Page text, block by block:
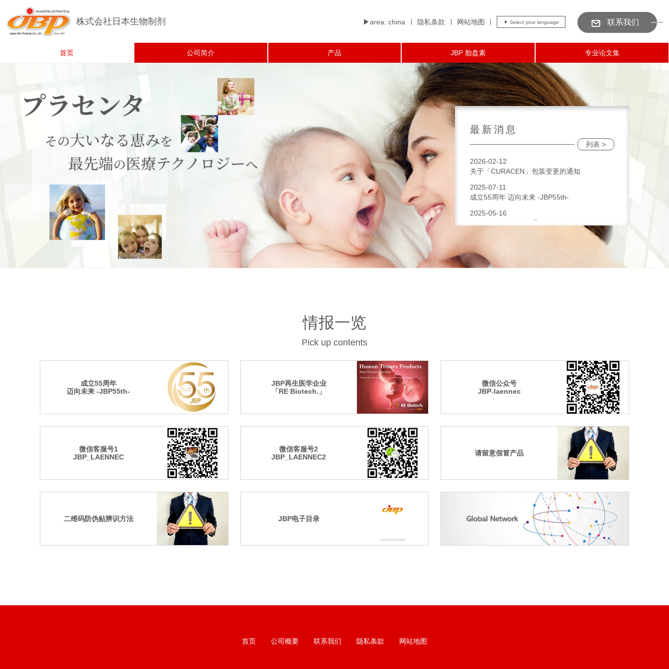
株式会社日本生物制剂 ▶︎area: china 隐私条款 网站地图 联系我们
首页 公司简介 产品 JBP 胎盘素 专业论文集
最新消息
列表 >
2026-02-12
关于「CURACEN」包装变更的通知
2025-07-11
成立55周年 迈向未来 -JBP55th-
2025-05-16
关于商品被盗事件的情况说明
情报一览
Pick up contents
成立55周年
迈向未来 -JBP55th-
JBP再生医学企业
「RE Biotech.」
微信公众号
JBP-laennec
微信客服号1
JBP_LAENNEC
微信客服号2
JBP_LAENNEC2
请留意假冒产品
二维码防伪贴辨识方法 JBP电子目录
首页 公司概要 联系我们 隐私条款 网站地图